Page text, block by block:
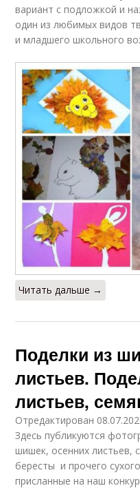
вариант с подложкой и
один из любимых видов
и младшего школьного
Читать дальше →
Поделки из
листьев.
листьев,
Отредактирован
Здесь публикуются
шишек, осенних листьев,
бересты и прочего
присланные на наш